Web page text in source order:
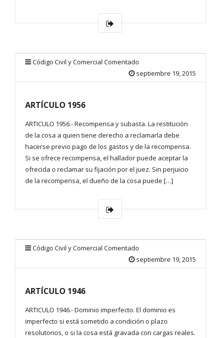
Código Civil y Comercial Comentado
septiembre 19, 2015
ARTÍCULO 1956
ARTICULO 1956.- Recompensa y subasta. La restitución
de la cosa a quien tiene derecho a reclamarla debe
hacerse previo pago de los gastos y de la recompensa.
Si se ofrece recompensa, el hallador puede aceptar la
ofrecida o reclamar su fijación por el juez. Sin perjuicio
de la recompensa, el dueño de la cosa puede […]
Código Civil y Comercial Comentado
septiembre 19, 2015
ARTÍCULO 1946
ARTICULO 1946.- Dominio imperfecto. El dominio es
imperfecto si está sometido a condición o plazo
resolutorios, o si la cosa está gravada con cargas reales.